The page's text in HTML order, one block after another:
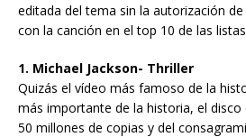
editada del tema sin la autorización de
con la canción en el top 10 de las
1. Michael Jackson- Thriller
Quizás el vídeo más famoso de la
más importante de la historia, el disco
50 millones de copias y del